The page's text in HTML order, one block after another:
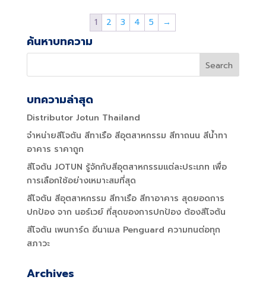
1 2 3 4 5 →
ค้นหาบทความ
บทความล่าสุด
Distributor Jotun Thailand
จำหน่ายสีโจตัน สีทาเรือ สีอุตสาหกรรม สีทาถนน สีน้ำทา
อาคาร ราคาถูก
สีโจตัน JOTUN รู้จักกับสีอุตสาหกรรมแต่ละประเภท เพื่อ
การเลือกใช้อย่างเหมาะสมที่สุด
สีโจตัน สีอุตสาหกรรม สีทาเรือ สีทาอาคาร สุดยอดการ
ปกป้อง จาก นอร์เวย์ ที่สุดของการปกป้อง ต้องสีโจตัน
สีโจตัน เพนการ์ด อีนาเมล Penguard ความทนต่อทุก
สภาวะ
Archives